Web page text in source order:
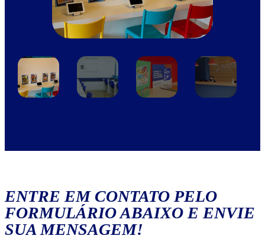
ENTRE EM CONTATO PELO
FORMULÁRIO ABAIXO E ENVIE
SUA MENSAGEM!